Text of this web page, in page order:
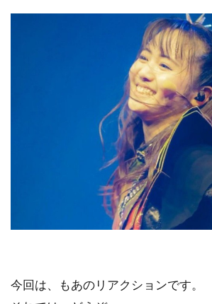
今回は、もあのリアクションです。